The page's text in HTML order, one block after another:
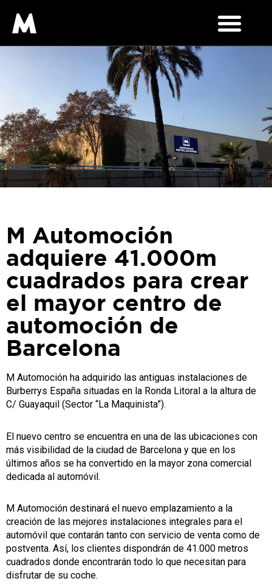
M Automoción
adquiere 41.000m
cuadrados para crear
el mayor centro de
automoción de
Barcelona
M Automoción ha adquirido las antiguas instalaciones de
Burberrys España situadas en la Ronda Litoral a la altura de
C/ Guayaquil (Sector “La Maquinista”).
El nuevo centro se encuentra en una de las ubicaciones con
más visibilidad de la ciudad de Barcelona y que en los
últimos años se ha convertido en la mayor zona comercial
dedicada al automóvil.
M Automoción destinará el nuevo emplazamiento a la
creación de las mejores instalaciones integrales para el
automóvil que contarán tanto con servicio de venta como de
postventa. Así, los clientes dispondrán de 41.000 metros
cuadrados donde encontrarán todo lo que necesitan para
disfrutar de su coche.